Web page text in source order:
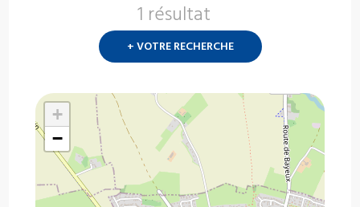
1 résultat
+ VOTRE RECHERCHE
+
−